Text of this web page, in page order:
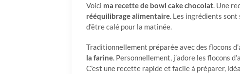
Voici ma recette de bowl cake chocolat. Une
rééquilibrage alimentaire. Les ingrédients
d’être calé pour la matinée.
Traditionnellement préparée avec des flocons
la farine. Personnellement, j’adore les flocons
C’est une recette rapide et facile à préparer,